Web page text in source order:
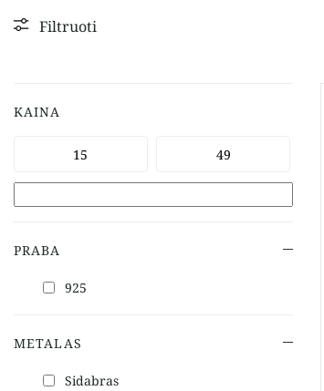
Filtruoti
KAINA
PRABA
925
METALAS
Sidabras